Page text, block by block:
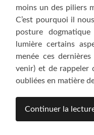
moins un des piliers
C’est pourquoi il
posture
lumière certains
menée ces
venir) et de rappeler
oubliées en matière
Continuer la